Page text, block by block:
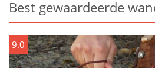
Best gewaardeerde
9.0